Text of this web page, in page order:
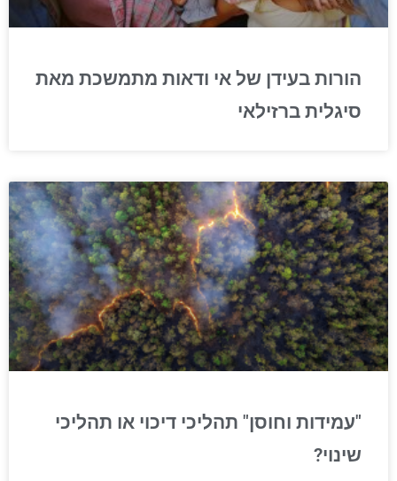
הורות בעידן של אי ודאות מתמשכת מאת
סיגלית ברזילאי
"עמידות וחוסן" תהליכי דיכוי או תהליכי
שינוי?